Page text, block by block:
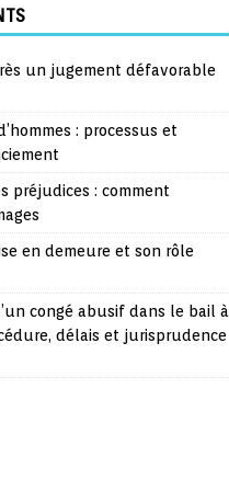
un jugement défavorable
: processus et
préjudices : comment
en demeure et son rôle
congé abusif dans le bail à
délais et jurisprudence